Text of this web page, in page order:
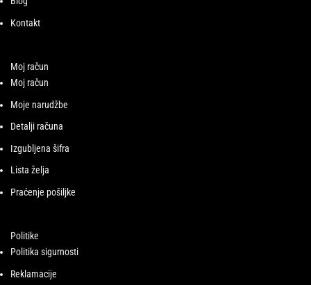
Kontakt
Moj račun
Moj račun
Moje narudžbe
Detalji računa
Izgubljena šifra
Lista želja
Praćenje pošiljke
Politike
Politika sigurnosti
Reklamacije